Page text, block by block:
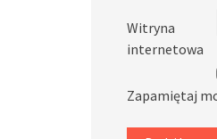
Witryna
internetowa
Zapamiętaj